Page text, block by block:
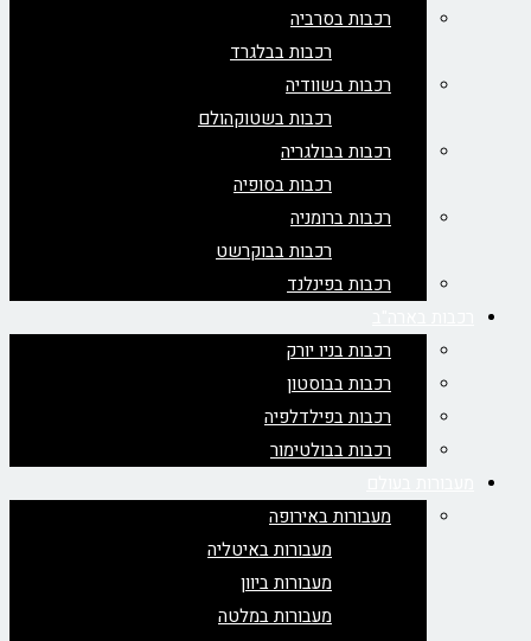
רכבות בסרביה
רכבות בבלגרד
רכבות בשוודיה
רכבות בשטוקהולם
רכבות בבולגריה
רכבות בסופיה
רכבות ברומניה
רכבות בבוקרשט
רכבות בפינלנד
רכבות בניו יורק
רכבות בבוסטון
רכבות בפילדלפיה
רכבות בבולטימור
מעבורות באירופה
מעבורות באיטליה
מעבורות ביוון
מעבורות במלטה